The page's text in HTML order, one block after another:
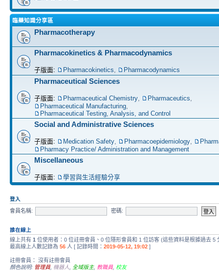
臨藥知識分享區
Pharmacotherapy
Pharmacokinetics & Pharmacodynamics
子版面: Pharmacokinetics, Pharmacodynamics
Pharmaceutical Sciences
子版面: Pharmaceutical Chemistry, Pharmaceutics,
Pharmaceutical Manufacturing,
Pharmaceutical Testing, Analysis, and Control
Social and Administrative Sciences
子版面: Medication Safety, Pharmacoepidemiology,
Pharmacy Practice/ Administration and Management
Miscellaneous
子版面: 學習與生活經驗分享
登入
會員名稱:
密碼:
誰在線上
線上共有 1 位使用者：0 位註冊會員、0 位隱形會員和 1 位訪客 (這些資料是根據過去 5
最高線上人數記錄為 56 人 [ 記錄時間： 2019-05-12, 19:02 ]
註冊會員： 沒有註冊會員
顏色說明: 管理員 機器人 全域版主, 教職員 校友